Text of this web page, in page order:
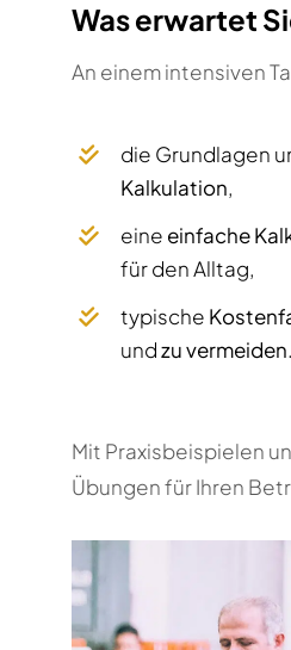
Was erwartet
An einem intensiven
die Grundlagen
Kalkulation,
eine einfache
für den Alltag,
typische
undzu vermeiden.
Mit Praxisbeispielen
Übungen für Ihren